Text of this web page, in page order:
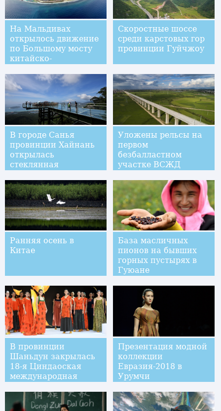
На Мальдивах
открылось движение
по Большому мосту
китайско-
Скоростные шоссе
среди карстовых гор
провинции Гуйчжоу
В городе Санья
провинции Хайнань
открылась
стеклянная
с видом на море
Уложены рельсы на
первом
безбалластном
участке ВСЖД
Ранняя осень в
Китае
База масличных
пионов на бывших
горных пустырях в
Гуюане
В провинции
Шаньдун закрылась
18-я Циндаоская
международная
Презентация модной
коллекции
Евразия-2018 в
Урумчи